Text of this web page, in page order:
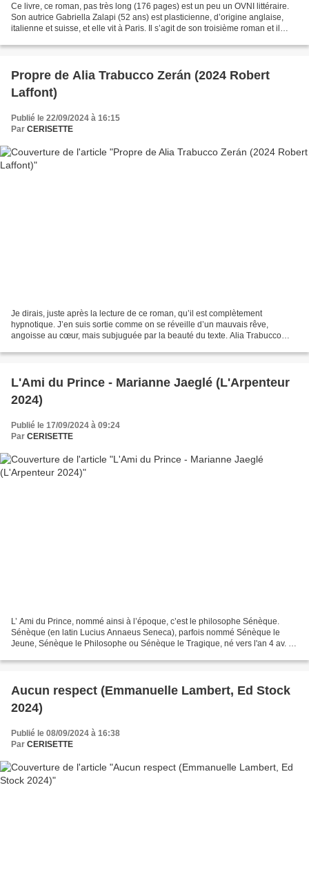
Ce livre, ce roman, pas très long (176 pages) est un peu un OVNI littéraire.
Son autrice Gabriella Zalapi (52 ans) est plasticienne, d’origine anglaise,
italienne et suisse, et elle vit à Paris. Il s’agit de son troisième roman et il
Propre de Alia Trabucco Zerán (2024 Robert
Laffont)
Publié le 22/09/2024 à 16:15
Par CERISETTE
Je dirais, juste après la lecture de ce roman, qu’il est complètement
hypnotique. J’en suis sortie comme on se réveille d’un mauvais rêve,
angoisse au cœur, mais subjuguée par la beauté du texte. Alia Trabucco
L'Ami du Prince - Marianne Jaeglé (L'Arpenteur
2024)
Publié le 17/09/2024 à 09:24
Par CERISETTE
L’ Ami du Prince, nommé ainsi à l’époque, c’est le philosophe Sénèque.
Sénèque (en latin Lucius Annaeus Seneca), parfois nommé Sénèque le
Jeune, Sénèque le Philosophe ou Sénèque le Tragique, né vers l'an 4 av. J.-
Aucun respect (Emmanuelle Lambert, Ed Stock
2024)
Publié le 08/09/2024 à 16:38
Par CERISETTE